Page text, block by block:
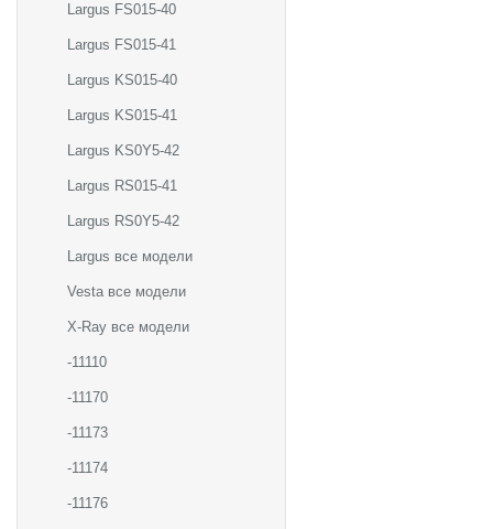
Largus FS015-40
Largus FS015-41
Largus KS015-40
Largus KS015-41
Largus KS0Y5-42
Largus RS015-41
Largus RS0Y5-42
Largus все модели
Vesta все модели
X-Ray все модели
-11110
-11170
-11173
-11174
-11176